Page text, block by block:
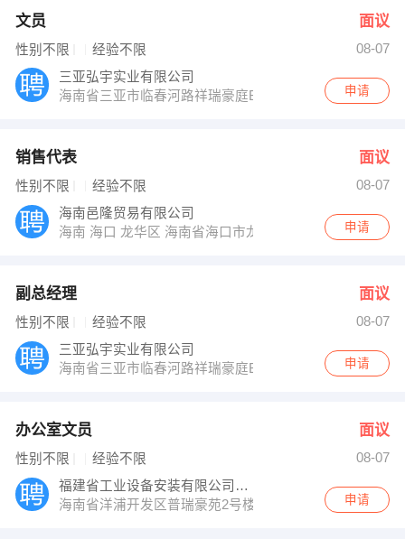
文员 面议
性别不限 经验不限
08-07
三亚弘宇实业有限公司
海南省三亚市临春河路祥瑞豪庭B1302＃
申请
销售代表 面议
性别不限 经验不限
08-07
海南邑隆贸易有限公司
海南 海口 龙华区 海南省海口市龙华区渡海路宝岛花园商
申请
副总经理 面议
性别不限 经验不限
08-07
三亚弘宇实业有限公司
海南省三亚市临春河路祥瑞豪庭B1302＃
申请
办公室文员 面议
性别不限 经验不限
08-07
福建省工业设备安装有限公司海南分公司
海南省洋浦开发区普瑞豪苑2号楼310室
申请